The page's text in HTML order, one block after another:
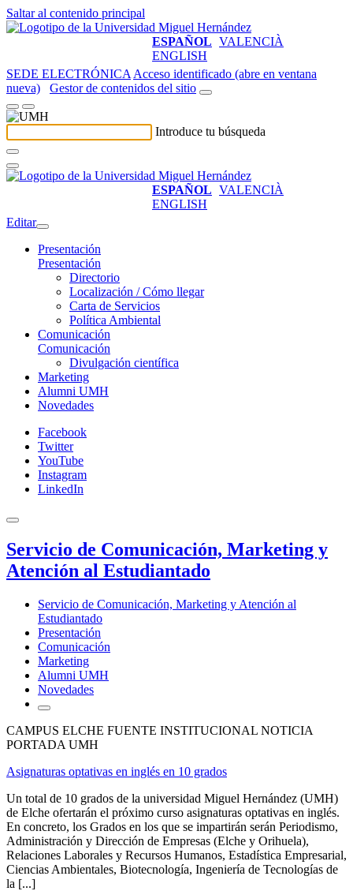
Saltar al contenido principal
ESPAÑOL VALENCIÀ
ENGLISH
SEDE ELECTRÓNICA Acceso identificado (abre en ventana
nueva)
Gestor de contenidos del sitio
Introduce tu búsqueda
ESPAÑOL VALENCIÀ
ENGLISH
Editar
Presentación
Presentación
Directorio
Localización / Cómo llegar
Carta de Servicios
Política Ambiental
Comunicación
Comunicación
Divulgación científica
Marketing
Alumni UMH
Novedades
Facebook
Twitter
YouTube
Instagram
LinkedIn
Servicio de Comunicación, Marketing y
Atención al Estudiantado
Servicio de Comunicación, Marketing y Atención al
Estudiantado
Presentación
Comunicación
Marketing
Alumni UMH
Novedades
CAMPUS ELCHE FUENTE INSTITUCIONAL NOTICIA
PORTADA UMH
Asignaturas optativas en inglés en 10 grados
Un total de 10 grados de la universidad Miguel Hernández (UMH)
de Elche ofertarán el próximo curso asignaturas optativas en inglés.
En concreto, los Grados en los que se impartirán serán Periodismo,
Administración y Dirección de Empresas (Elche y Orihuela),
Relaciones Laborales y Recursos Humanos, Estadística Empresarial,
Ciencias Ambientales, Biotecnología, Ingeniería de Tecnologías de
la [...]